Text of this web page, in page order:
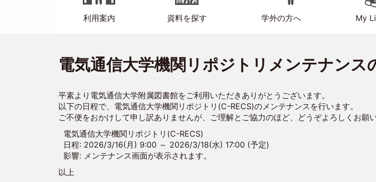
ビ
ゲ
ー
シ
ョ
ン
利用案内 資料を探す 学外の方へ My
電気通信大学機関リポジトリメンテナンス
平素より電気通信大学附属図書館をご利用いただきありがとうございます。
以下の日程で、電気通信大学機関リポジトリ(C-RECS)のメンテナンスを行います。
ご不便をおかけして申し訳ありませんが、ご理解とご協力のほど、どうぞよろしくお願い
電気通信大学機関リポジトリ(C-RECS)
日程: 2026/3/16(月) 9:00 ～ 2026/3/18(水) 17:00 (予定)
影響: メンテナンス画面が表示されます。
以上